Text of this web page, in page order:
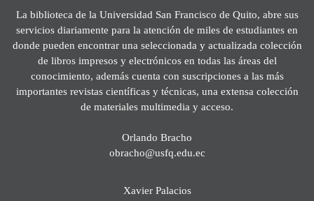
La biblioteca de la Universidad San Francisco de Quito, abre sus
servicios diariamente para la atención de miles de estudiantes en
donde pueden encontrar una seleccionada y actualizada colección
de libros impresos y electrónicos en todas las áreas del
conocimiento, además cuenta con suscripciones a las más
importantes revistas científicas y técnicas, una extensa colección
de materiales multimedia y acceso.
Orlando Bracho
obracho@usfq.edu.ec
Xavier Palacios